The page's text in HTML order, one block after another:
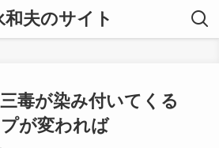
和夫のサイト
毒が染み付いてくる
が変われば